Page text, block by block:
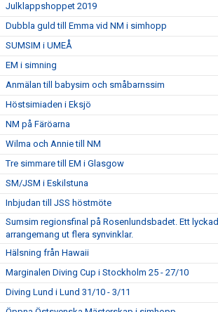
Julklappshoppet 2019
Dubbla guld till Emma vid NM i simhopp
SUMSIM i UMEÅ
EM i simning
Anmälan till babysim och småbarnssim
Höstsimiaden i Eksjö
NM på Färöarna
Wilma och Annie till NM
Tre simmare till EM i Glasgow
SM/JSM i Eskilstuna
Inbjudan till JSS höstmöte
Sumsim regionsfinal på Rosenlundsbadet. Ett lyckad
arrangemang ut flera synvinklar.
Hälsning från Hawaii
Marginalen Diving Cup i Stockholm 25 - 27/10
Diving Lund i Lund 31/10 - 3/11